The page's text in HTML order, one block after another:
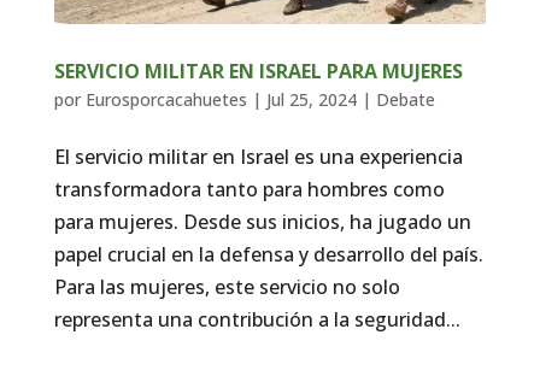
SERVICIO MILITAR EN ISRAEL PARA MUJERES
por Eurosporcacahuetes | Jul 25, 2024| Debate
El servicio militar en Israel es una experiencia
transformadora tanto para hombres como
para mujeres. Desde sus inicios, ha jugado un
papel crucial en la defensa y desarrollo del país.
Para las mujeres, este servicio no solo
representa una contribución a la seguridad...